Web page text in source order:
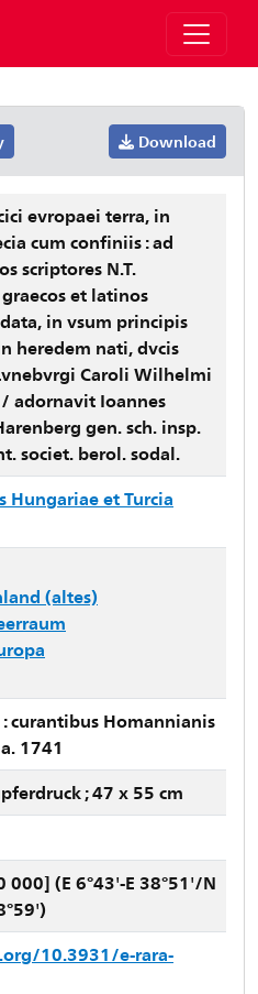
Download
evropaei terra, in
cum confiniis : ad
scriptores N.T.
et latinos
in vsum principis
heredem nati, dvcis
Caroli Wilhelmi
adornavit Ioannes
gen. sch. insp.
societ. berol. sodal.
Hungariae et Turcia
(altes)
curantibus Homannianis
1741
; 47 x 55 cm
000] (E 6°43'-E 38°51'/N
10.3931/e-rara-